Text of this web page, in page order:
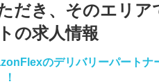
だき、そのエリ
の求人情報
のデリバリーパート